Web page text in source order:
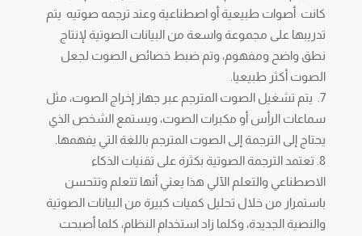
كانت أصوات طبيعية أو اصطناعية وعند ترجمه صوتيه يتم
تدريبها على مجموعة واسعة من البيانات الصوتية لإنتاج
نطق واضح ومفهوم، وتم ضبط خصائص الصوت لجعل
الصوت أكثر طبيعيا.
يتم تشغيل الصوت المترجم عبر جهاز إخراج الصوت، مثل
سماعات الرأس أو مكبرات الصوت، ويستمع الشخص الذي
يحتاج إلى الترجمة إلى الصوت المترجم باللغة التي يفهمها.
تعتمد الترجمة الصوتية بكثرة على تقنيات الذكاء
الاصطناعي والتعلم الآلي هذا يعني أنها تتعلم وتتحسن
باستمرار من خلال تحليل كميات كبيرة من البيانات الصوتية
والنصية الجديدة، وكلما زاد استخدام النظام، كلما أصبحت